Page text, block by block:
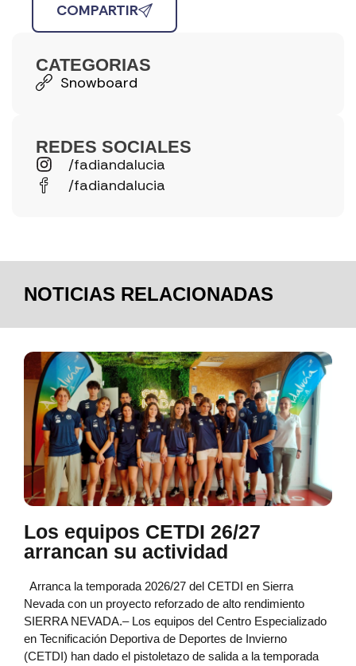
COMPARTIR
CATEGORIAS
Snowboard
REDES SOCIALES
/fadiandalucia
/fadiandalucia
NOTICIAS RELACIONADAS
Los equipos CETDI 26/27
arrancan su actividad
Arranca la temporada 2026/27 del CETDI en Sierra
Nevada con un proyecto reforzado de alto rendimiento
SIERRA NEVADA.– Los equipos del Centro Especializado
en Tecnificación Deportiva de Deportes de Invierno
(CETDI) han dado el pistoletazo de salida a la temporada